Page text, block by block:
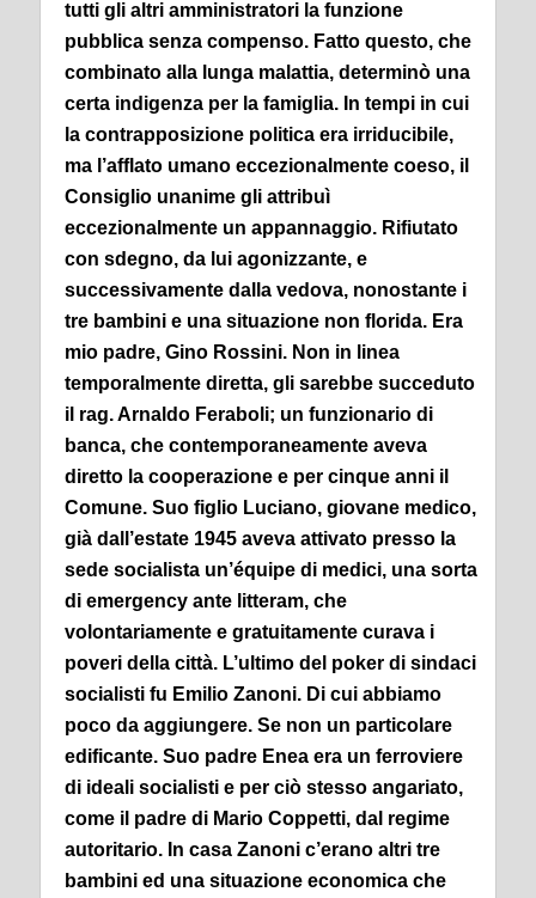
tutti gli altri amministratori la funzione
pubblica senza compenso. Fatto questo, che
combinato alla lunga malattia, determinò una
certa indigenza per la famiglia. In tempi in cui
la contrapposizione politica era irriducibile,
ma l’afflato umano eccezionalmente coeso, il
Consiglio unanime gli attribuì
eccezionalmente un appannaggio. Rifiutato
con sdegno, da lui agonizzante, e
successivamente dalla vedova, nonostante i
tre bambini e una situazione non florida. Era
mio padre, Gino Rossini. Non in linea
temporalmente diretta, gli sarebbe succeduto
il rag. Arnaldo Feraboli; un funzionario di
banca, che contemporaneamente aveva
diretto la cooperazione e per cinque anni il
Comune. Suo figlio Luciano, giovane medico,
già dall’estate 1945 aveva attivato presso la
sede socialista un’équipe di medici, una sorta
di emergency ante litteram, che
volontariamente e gratuitamente curava i
poveri della città. L’ultimo del poker di sindaci
socialisti fu Emilio Zanoni. Di cui abbiamo
poco da aggiungere. Se non un particolare
edificante. Suo padre Enea era un ferroviere
di ideali socialisti e per ciò stesso angariato,
come il padre di Mario Coppetti, dal regime
autoritario. In casa Zanoni c’erano altri tre
bambini ed una situazione economica che